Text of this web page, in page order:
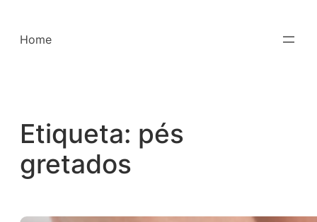
para
Home
Etiqueta: pés
gretados